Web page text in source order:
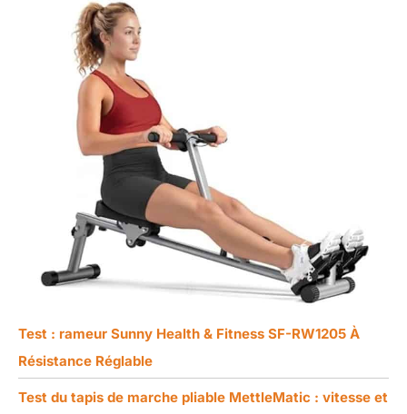
Test : rameur Sunny Health & Fitness SF-RW1205 À
Résistance Réglable
Test du tapis de marche pliable MettleMatic : vitesse et